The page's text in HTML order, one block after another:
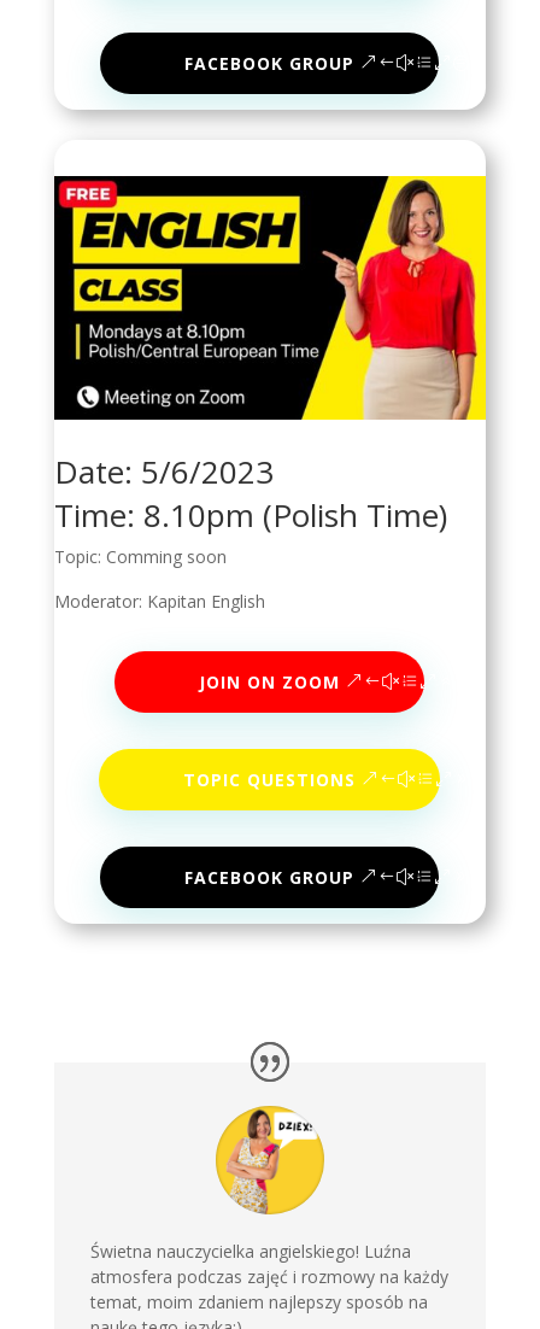
FACEBOOK GROUP
Date: 5/6/2023
Time: 8.10pm (Polish Time)
Topic: Comming soon
Moderator: Kapitan English
JOIN ON ZOOM
TOPIC QUESTIONS
FACEBOOK GROUP
Świetna nauczycielka angielskiego! Luźna
atmosfera podczas zajęć i rozmowy na każdy
temat, moim zdaniem najlepszy sposób na